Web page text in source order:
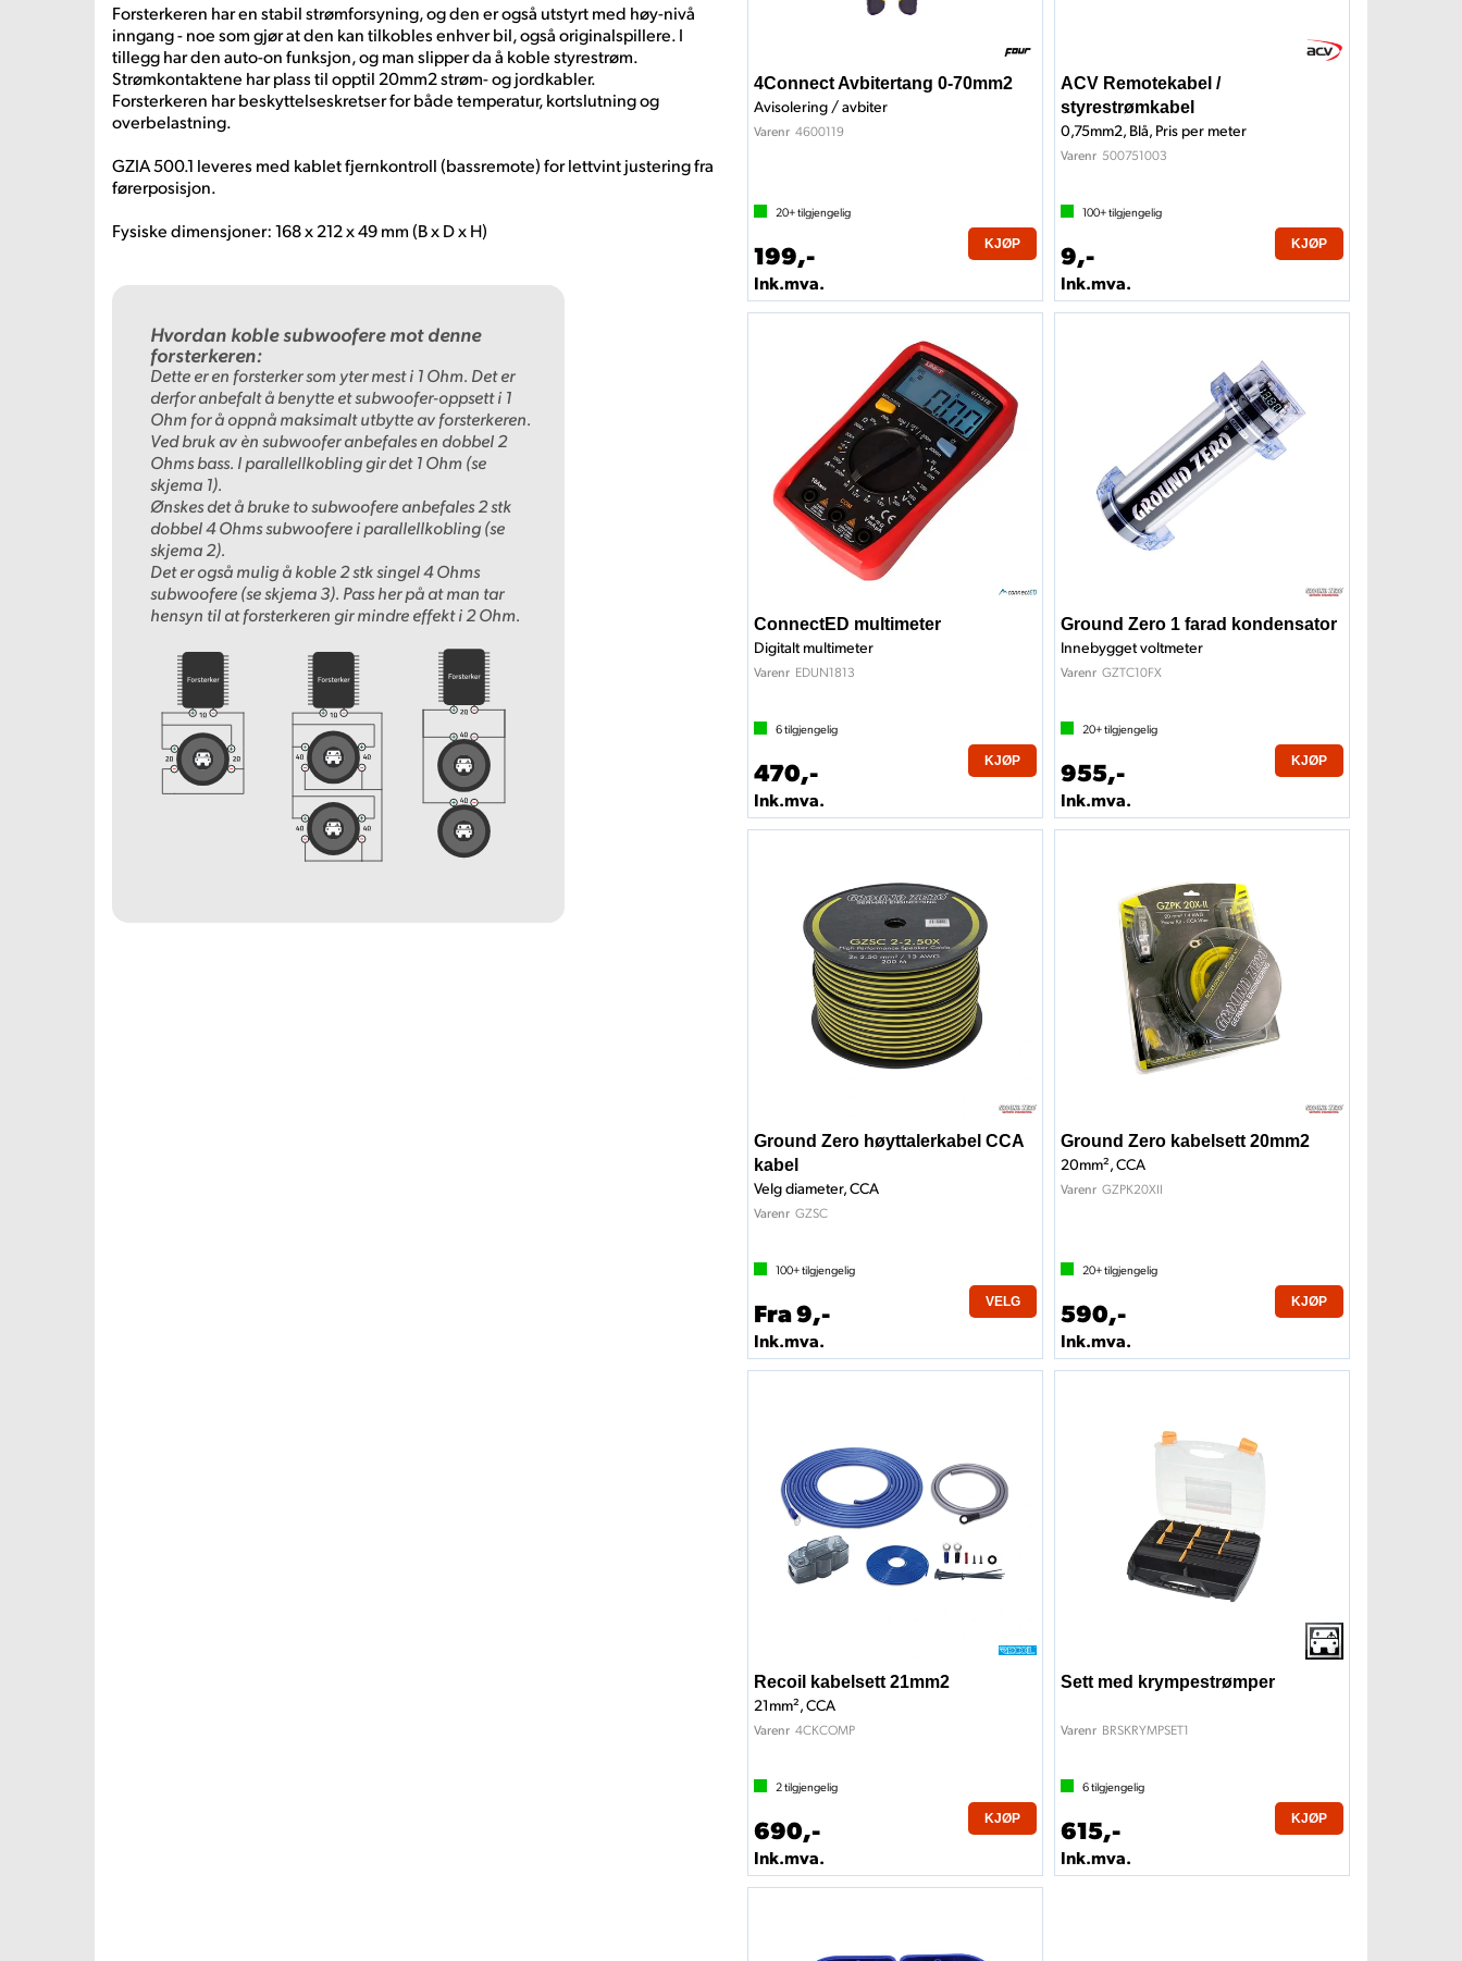
Forsterkeren har en stabil strømforsyning, og den er også utstyrt med høy-nivå
inngang - noe som gjør at den kan tilkobles enhver bil, også originalspillere. I
tillegg har den auto-on funksjon, og man slipper da å koble styrestrøm.
Strømkontaktene har plass til opptil 20mm2 strøm- og jordkabler.
Forsterkeren har beskyttelseskretser for både temperatur, kortslutning og
overbelastning.
GZIA 500.1 leveres med kablet fjernkontroll (bassremote) for lettvint justering fra
førerposisjon.
Fysiske dimensjoner: 168 x 212 x 49 mm (B x D x H)
Hvordan koble subwoofere mot denne
forsterkeren:
Dette er en forsterker som yter mest i 1 Ohm. Det er
derfor anbefalt å benytte et subwoofer-oppsett i 1
Ohm for å oppnå maksimalt utbytte av forsterkeren.
Ved bruk av èn subwoofer anbefales en dobbel 2
Ohms bass. I parallellkobling gir det 1 Ohm (se
skjema 1).
Ønskes det å bruke to subwoofere anbefales 2 stk
dobbel 4 Ohms subwoofere i parallellkobling (se
skjema 2).
Det er også mulig å koble 2 stk singel 4 Ohms
subwoofere (se skjema 3). Pass her på at man tar
hensyn til at forsterkeren gir mindre effekt i 2 Ohm.
4Connect Avbitertang 0-70mm2
Avisolering / avbiter
Varenr 4600119
20+tilgjengelig
199,-
Ink.mva.
KJØP
ACV Remotekabel /
styrestrømkabel
0,75mm2, Blå, Pris per meter
Varenr 500751003
100+tilgjengelig
9,-
Ink.mva.
KJØP
ConnectED multimeter
Digitalt multimeter
Varenr EDUN1813
6tilgjengelig
470,-
Ink.mva.
KJØP
Ground Zero 1 farad kondensator
Innebygget voltmeter
Varenr GZTC10FX
20+tilgjengelig
955,-
Ink.mva.
KJØP
Ground Zero høyttalerkabel CCA
kabel
Velg diameter, CCA
Varenr GZSC
100+tilgjengelig
Fra 9,-
Ink.mva.
VELG
Ground Zero kabelsett 20mm2
20mm², CCA
Varenr GZPK20XII
20+tilgjengelig
590,-
Ink.mva.
KJØP
Recoil kabelsett 21mm2
21mm², CCA
Varenr 4CKCOMP
2tilgjengelig
690,-
Ink.mva.
KJØP
Sett med krympestrømper
Varenr BRSKRYMPSET1
6tilgjengelig
615,-
Ink.mva.
KJØP